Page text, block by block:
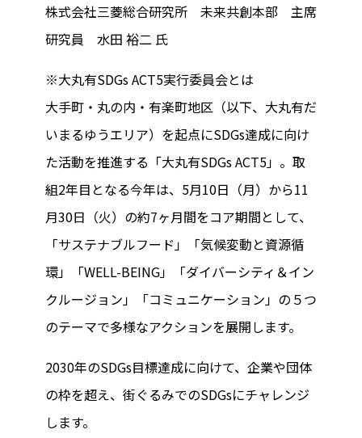
株式会社三菱総合研究所 未来共創本部 主席
研究員 水田 裕二 氏
※大丸有SDGs ACT5実行委員会とは
大手町・丸の内・有楽町地区（以下、大丸有だ
いまるゆうエリア）を起点にSDGs達成に向け
た活動を推進する「大丸有SDGs ACT5」。取
組2年目となる今年は、5月10日（月）から11
月30日（火）の約7ヶ月間をコア期間として、
「サステナブルフード」「気候変動と資源循
環」「WELL-BEING」「ダイバーシティ＆イン
クルージョン」「コミュニケーション」の５つ
のテーマで多様なアクションを展開します。
2030年のSDGs目標達成に向けて、企業や団体
の枠を超え、街ぐるみでのSDGsにチャレンジ
します。